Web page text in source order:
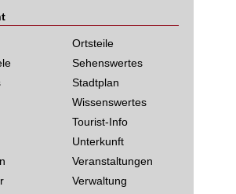
Ortsteile
Sehenswertes
Stadtplan
Wissenswertes
Tourist-Info
Unterkunft
Veranstaltungen
Verwaltung